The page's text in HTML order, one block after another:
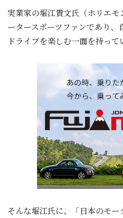
実業家の堀江貴文氏（ホリエ
ータースポーツファンであり
ドライブを楽しむ一面を持って
そんな堀江氏に、「日本のモー